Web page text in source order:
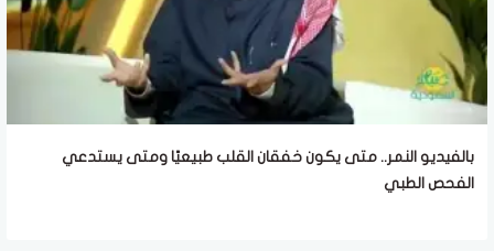
بالفيديو النمر.. متى يكون خفقان القلب طبيعيًا ومتى يستدعي
الفحص الطبي